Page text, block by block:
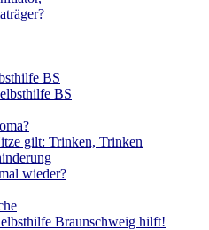
BS
BS
gilt: Trinken, Trinken
wieder?
Braunschweig hilft!